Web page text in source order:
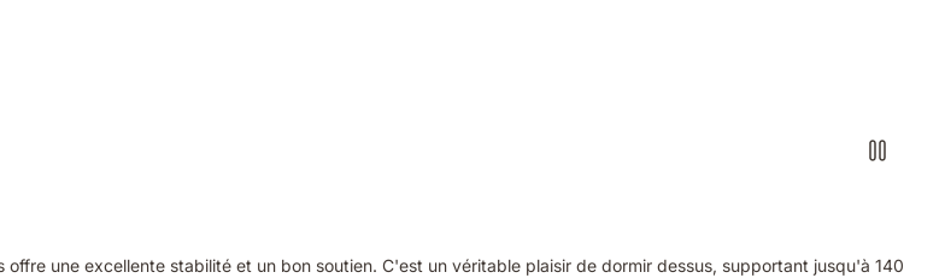
une excellente stabilité et un bon soutien. C'est un véritable plaisir de dormir dessus, supportant jusqu'à 140